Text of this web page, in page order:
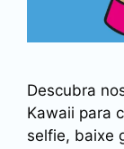
Descubra
Kawaii para
selfie, baixe